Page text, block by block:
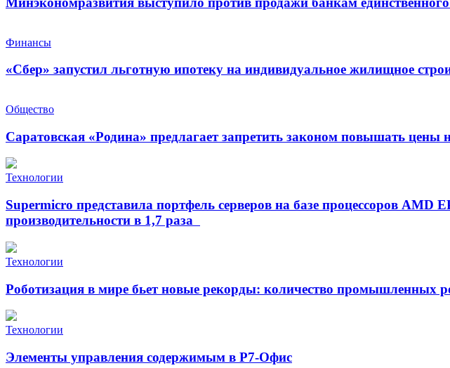
Финансы
«Сбер» запустил льготную ипотеку на индивидуальное жилищное
Общество
Саратовская «Родина» предлагает запретить законом повышать цены
Технологии
Supermicro представила портфель серверов на базе процессоров
производительности в 1,7 раза
Технологии
Роботизация в мире бьет новые рекорды: количество промышленных
Технологии
Элементы управления содержимым в Р7-Офис